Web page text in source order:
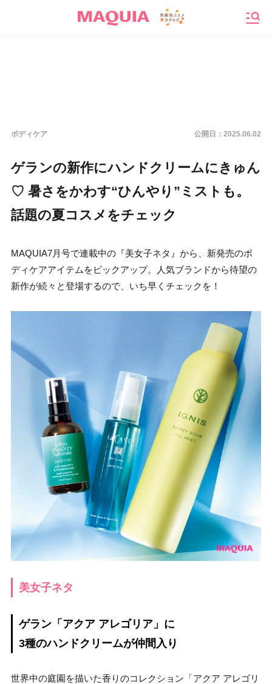
ボディケア 公開日： 2025.06.02
ゲランの新作にハンドクリームにきゅん
♡ 暑さをかわす“ひんやり”ミストも。
話題の夏コスメをチェック
MAQUIA7月号で連載中の『美女子ネタ』から、新発売のボ
ディケアアイテムをピックアップ。人気ブランドから待望の
新作が続々と登場するので、いち早くチェックを！
美女子ネタ
ゲラン「アクア アレゴリア」に
3種のハンドクリームが仲間入り
世界中の庭園を描いた香りのコレクション「アクア アレゴリ